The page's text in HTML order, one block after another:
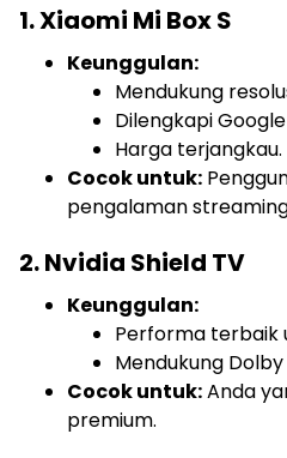
1. Xiaomi Mi Box S
Keunggulan:
Mendukung
Dilengkapi
Harga terjangkau.
Cocok untuk:
pengalaman
2. Nvidia Shield TV
Keunggulan:
Performa terbaik
Mendukung
Cocok untuk:Anda
premium.